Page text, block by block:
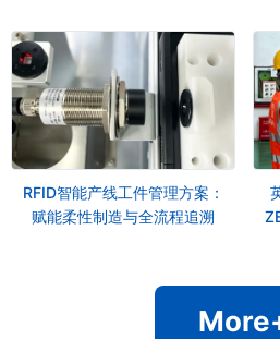
RFID智能产线工件管理方案：
赋能柔性制造与全流程追溯